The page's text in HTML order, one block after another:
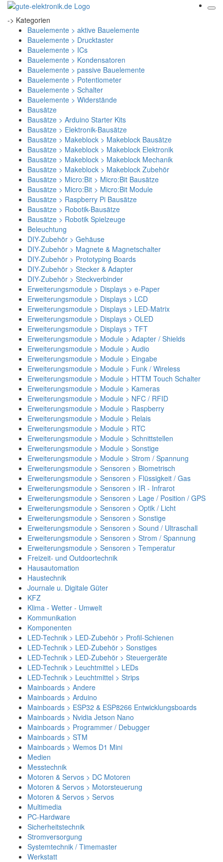
-> Kategorien
Bauelemente > aktive Bauelemente
Bauelemente > Drucktaster
Bauelemente > ICs
Bauelemente > Kondensatoren
Bauelemente > passive Bauelemente
Bauelemente > Potentiometer
Bauelemente > Schalter
Bauelemente > Widerstände
Bausätze
Bausätze > Arduino Starter Kits
Bausätze > Elektronik-Bausätze
Bausätze > Makeblock > Makeblock Bausätze
Bausätze > Makeblock > Makeblock Elektronik
Bausätze > Makeblock > Makeblock Mechanik
Bausätze > Makeblock > Makeblock Zubehör
Bausätze > Micro:Bit > Micro:Bit Bausätze
Bausätze > Micro:Bit > Micro:Bit Module
Bausätze > Raspberry Pi Bausätze
Bausätze > Robotik-Bausätze
Bausätze > Robotik Spielzeuge
Beleuchtung
DIY-Zubehör > Gehäuse
DIY-Zubehör > Magnete & Magnetschalter
DIY-Zubehör > Prototyping Boards
DIY-Zubehör > Stecker & Adapter
DIY-Zubehör > Steckverbinder
Erweiterungsmodule > Displays > e-Paper
Erweiterungsmodule > Displays > LCD
Erweiterungsmodule > Displays > LED-Matrix
Erweiterungsmodule > Displays > OLED
Erweiterungsmodule > Displays > TFT
Erweiterungsmodule > Module > Adapter / Shields
Erweiterungsmodule > Module > Audio
Erweiterungsmodule > Module > Eingabe
Erweiterungsmodule > Module > Funk / Wireless
Erweiterungsmodule > Module > HTTM Touch Schalter
Erweiterungsmodule > Module > Kameras
Erweiterungsmodule > Module > NFC / RFID
Erweiterungsmodule > Module > Raspberry
Erweiterungsmodule > Module > Relais
Erweiterungsmodule > Module > RTC
Erweiterungsmodule > Module > Schnittstellen
Erweiterungsmodule > Module > Sonstige
Erweiterungsmodule > Module > Strom / Spannung
Erweiterungsmodule > Sensoren > Biometrisch
Erweiterungsmodule > Sensoren > Flüssigkeit / Gas
Erweiterungsmodule > Sensoren > IR - Infrarot
Erweiterungsmodule > Sensoren > Lage / Position / GPS
Erweiterungsmodule > Sensoren > Optik / Licht
Erweiterungsmodule > Sensoren > Sonstige
Erweiterungsmodule > Sensoren > Sound / Ultraschall
Erweiterungsmodule > Sensoren > Strom / Spannung
Erweiterungsmodule > Sensoren > Temperatur
Freizeit- und Outdoortechnik
Hausautomation
Haustechnik
Journale u. Digitale Güter
KFZ
Klima - Wetter - Umwelt
Kommunikation
Komponenten
LED-Technik > LED-Zubehör > Profil-Schienen
LED-Technik > LED-Zubehör > Sonstiges
LED-Technik > LED-Zubehör > Steuergeräte
LED-Technik > Leuchtmittel > LEDs
LED-Technik > Leuchtmittel > Strips
Mainboards > Andere
Mainboards > Arduino
Mainboards > ESP32 & ESP8266 Entwicklungsboards
Mainboards > Nvidia Jetson Nano
Mainboards > Programmer / Debugger
Mainboards > STM
Mainboards > Wemos D1 Mini
Medien
Messtechnik
Motoren & Servos > DC Motoren
Motoren & Servos > Motorsteuerung
Motoren & Servos > Servos
Multimedia
PC-Hardware
Sicherheitstechnik
Stromversorgung
Systemtechnik / Timemaster
Werkstatt